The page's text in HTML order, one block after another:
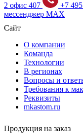
2 офис 407 +7
мессенджер MAX
Сайт
О компании
Команда
Технологии
В регионах
Вопросы и
Требования к
Реквизиты
mkastom.ru
Продукция на заказ